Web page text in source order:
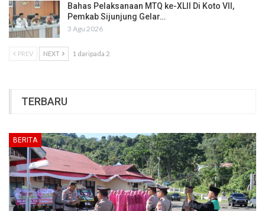
Bahas Pelaksanaan MTQ ke-XLII Di Koto VII,
Pemkab Sijunjung Gelar…
3 Agu 2026
PREV NEXT 1 daripada 2
TERBARU
BERITA